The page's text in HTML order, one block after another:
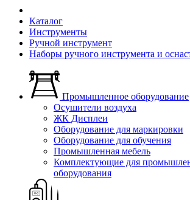
Каталог
Инструменты
Ручной инструмент
Наборы ручного инструмента и
Промышленное оборудование
Осушители воздуха
ЖК Дисплеи
Оборудование для маркировки
Оборудование для обучения
Промышленная мебель
Комплектующие для
оборудования